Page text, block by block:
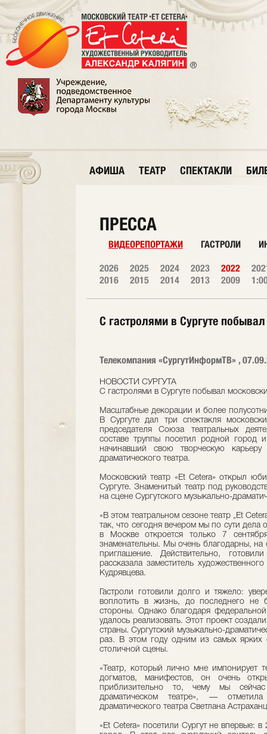
АФИША ТЕАТР СПЕКТАКЛИ
ПРЕССА
ВИДЕОРЕПОРТАЖИ ГАСТРОЛИ
2026 2025 2024 2023 2022
2016
2015 2014 2013 2009
С гастролями в Сургуте
Телекомпания «СургутИнформТВ» ,
НОВОСТИ СУРГУТА
С гастролями в Сургуте побывал
Масштабные декорации и более
В Сургуте дал три спектакля
председателя Союза театральных
составе труппы посетил родной
начинавший свою творческую карьеру
драматического театра.
Московский театр «Et Cetera» открыл
Сургуте. Знаменитый театр под
на сцене Сургутского музыкально-
«В этом театральном сезоне театр „Et
так, что сегодня вечером мы по сути
в Москве откроется только 7
знаменательны. Мы очень благодарны, на
приглашение. Действительно,
рассказала заместитель
Кудрявцева.
Гастроли готовили долго и тяжело:
воплотить в жизнь, до последнего
стороны. Однако благодаря
удалось реализовать. Этот проект
страны. Сургутский музыкально-
раз. В этом году одним из самых ярких
столичной сцены.
«Театр, который лично мне импонирует
догматов, манифестов, он очень
приблизительно то, чему мы
драматическом театре», — отметила
драматического театра Светлана
«Et Cetera» посетили Сургут не впервые: